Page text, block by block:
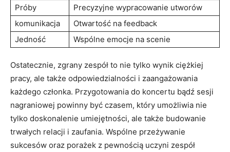
Próby
Precyzyjne wypracowanie utworów
komunikacja
Otwartość na feedback
Jedność
Wspólne emocje na scenie
Ostatecznie, zgrany zespół to nie tylko wynik ciężkiej
pracy, ale także odpowiedzialności i zaangażowania
każdego członka. Przygotowania do koncertu bądź sesji
nagraniowej powinny być czasem, który umożliwia nie
tylko doskonalenie umiejętności, ale także budowanie
trwałych relacji i zaufania. Wspólne przeżywanie
sukcesów oraz porażek z pewnością uczyni zespół